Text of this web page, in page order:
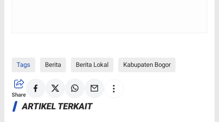
Tags Berita Berita Lokal Kabupaten Bogor
Share
ARTIKEL TERKAIT